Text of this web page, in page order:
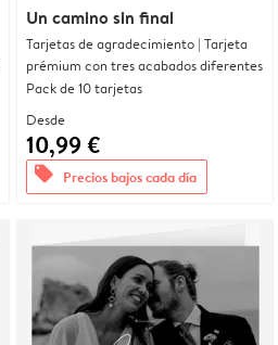
Un camino sin final
Tarjetas de agradecimiento | Tarjeta
prémium con tres acabados diferentes
Pack de 10 tarjetas
Desde
10,99 €
offers Precios bajos cada día